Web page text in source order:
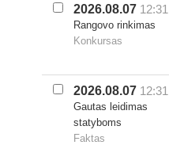
2026.08.07 12:31
Rangovo rinkimas
Konkursas
2026.08.07 12:31
Gautas leidimas
statyboms
Faktas